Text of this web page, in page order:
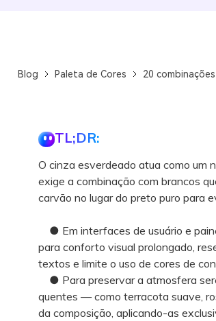
Blog Paleta de Cores 20
TL;DR:
O cinza esverdeado atua como um
exige a combinação com brancos
carvão no lugar do preto puro para
● Em interfaces de usuário e
para conforto visual prolongado,
textos e limite o uso de cores de
● Para preservar a atmosfera
quentes — como terracota suave,
da composição, aplicando-as